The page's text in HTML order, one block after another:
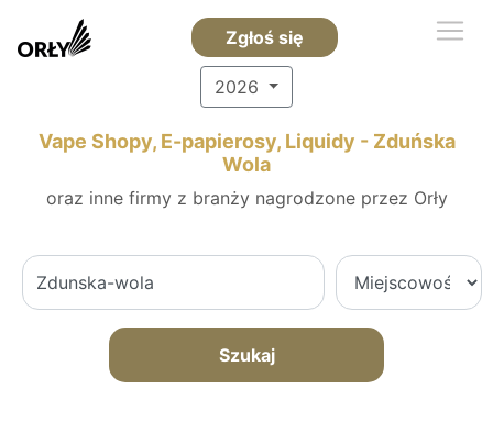
Zgłoś się
2026
Vape Shopy, E-papierosy, Liquidy - Zduńska
Wola
oraz inne firmy z branży nagrodzone przez Orły
Szukaj